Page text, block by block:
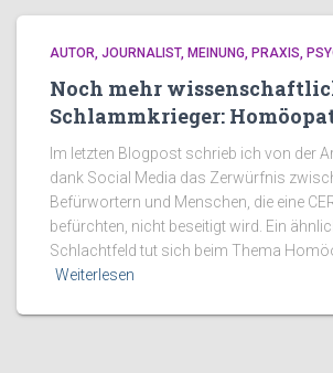
AUTOR JOURNALIST MEINUNG PRAXIS
Noch mehr
Schlammkrieger:
Im letzten Blogpost schrieb ich von der
dank Social Media das Zerwürfnis
Befürwortern und Menschen, die eine
befürchten, nicht beseitigt wird. Ein
Schlachtfeld tut sich beim Thema
Weiterlesen